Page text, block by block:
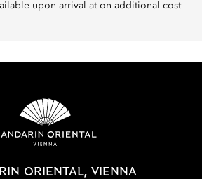
upon arrival at on additional cost.
ORIENTAL, VIENNA